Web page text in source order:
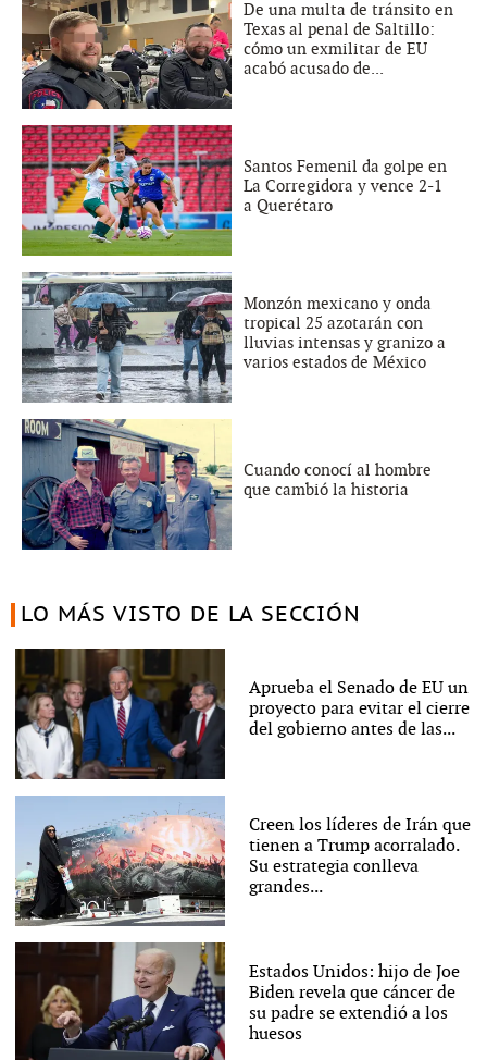
De una multa de tránsito en
Texas al penal de Saltillo:
cómo un exmilitar de EU
acabó acusado de...
Santos Femenil da golpe en
La Corregidora y vence 2-1
a Querétaro
Monzón mexicano y onda
tropical 25 azotarán con
lluvias intensas y granizo a
varios estados de México
Cuando conocí al hombre
que cambió la historia
LO MÁS VISTO DE LA SECCIÓN
Aprueba el Senado de EU un
proyecto para evitar el cierre
del gobierno antes de las...
Creen los líderes de Irán que
tienen a Trump acorralado.
Su estrategia conlleva
grandes...
Estados Unidos: hijo de Joe
Biden revela que cáncer de
su padre se extendió a los
huesos